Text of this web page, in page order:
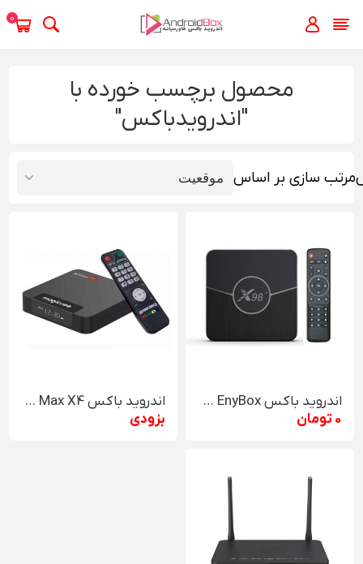
0
محصول برچسب خورده با
"اندرویدباکس"
مرتب سازی بر اساس
اندروید باکس EnyBox مدل X98 PLUS
0 تومان
اندروید باکس Magicsee N5 Max X4
بزودی